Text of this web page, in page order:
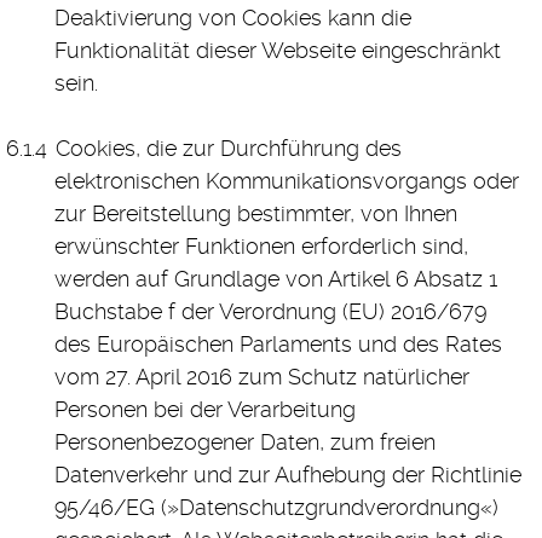
Deaktivierung von Cookies kann die
Funktionalität dieser Webseite eingeschränkt
sein.
Cookies, die zur Durchführung des
elektronischen Kommunikationsvorgangs oder
zur Bereitstellung bestimmter, von Ihnen
erwünschter Funktionen erforderlich sind,
werden auf Grundlage von Artikel 6 Absatz 1
Buchstabe f der Verordnung (EU) 2016/679
des Europäischen Parlaments und des Rates
vom 27. April 2016 zum Schutz natürlicher
Personen bei der Verarbeitung
Personenbezogener Daten, zum freien
Datenverkehr und zur Aufhebung der Richtlinie
95/46/EG (»Datenschutzgrundverordnung«)